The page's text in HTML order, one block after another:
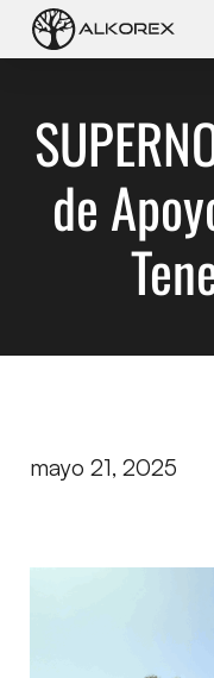
de
mayo 21, 2025